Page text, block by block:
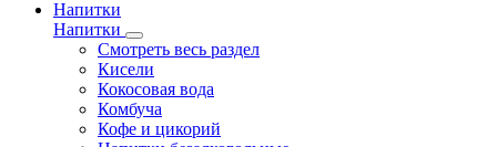
Напитки
Напитки
Смотреть весь раздел
Кисели
Кокосовая вода
Комбуча
Кофе и цикорий